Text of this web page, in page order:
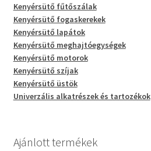
Kenyérsütő fűtőszálak
Kenyérsütő fogaskerekek
Kenyérsütő lapátok
Kenyérsütő meghajtóegységek
Kenyérsütő motorok
Kenyérsütő szíjak
Kenyérsütő üstök
Univerzális alkatrészek és tartozékok
Ajánlott termékek